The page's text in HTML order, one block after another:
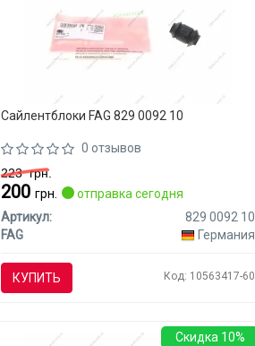
Сайлентблоки FAG 829 0092 10
0 отзывов
223грн.
200грн.
отправка сегодня
Артикул:
829 0092 10
FAG
Германия
КУПИТЬ Код: 10563417-60
Скидка 10%